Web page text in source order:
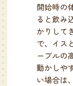
開始時の
ると飲み
かりして
で、イス
ーブルの
動かしや
い場合は